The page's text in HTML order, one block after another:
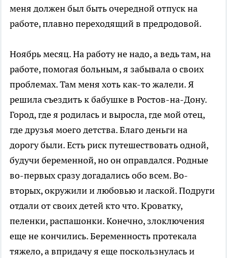
меня должен был быть очередной отпуск на
работе, плавно переходящий в предродовой.
Ноябрь месяц. На работу не надо, а ведь там, на
работе, помогая больным, я забывала о своих
проблемах. Там меня хоть как-то жалели. Я
решила съездить к бабушке в Ростов-на-Дону.
Город, где я родилась и выросла, где мой отец,
где друзья моего детства. Благо деньги на
дорогу были. Есть риск путешествовать одной,
будучи беременной, но он оправдался. Родные
во-первых сразу догадались обо всем. Во-
вторых, окружили и любовью и лаской. Подруги
отдали от своих детей кто что. Кроватку,
пеленки, распашонки. Конечно, злоключения
еще не кончились. Беременность протекала
тяжело, а впридачу я еще поскользнулась и